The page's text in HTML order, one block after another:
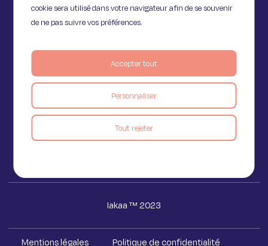
cookie sera utilisé dans votre navigateur afin de se souvenir
de ne pas suivre vos préférences.
Personnaliser
Tout rejeter
Accepter tout
11 Rue de Provence,
75009 Paris
Voir le blog
Iakaa ™ 2023
Mentions légales Politique de confidentialité